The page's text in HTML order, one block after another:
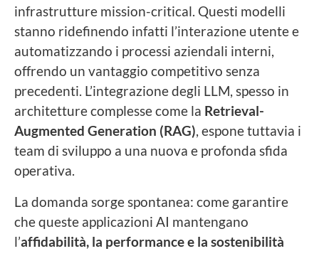
infrastrutture mission-critical. Questi modelli
stanno ridefinendo infatti l’interazione utente e
automatizzando i processi aziendali interni,
offrendo un vantaggio competitivo senza
precedenti. L’integrazione degli LLM, spesso in
architetture complesse come la Retrieval-
Augmented Generation (RAG), espone tuttavia i
team di sviluppo a una nuova e profonda sfida
operativa.
La domanda sorge spontanea: come garantire
che queste applicazioni AI mantengano
l’affidabilità, la performance e la sostenibilità